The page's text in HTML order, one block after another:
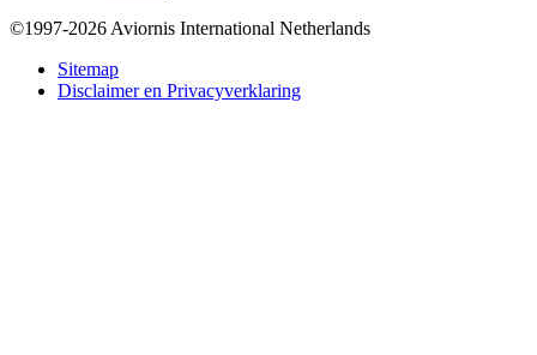
Bottom
©1997-2026 Aviornis International Netherlands
Sitemap
Disclaimer en Privacyverklaring